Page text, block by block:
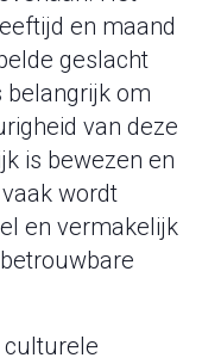
en maand
geslacht
belangrijk om
van deze
is bewezen en
wordt
en vermakelijk
culturele